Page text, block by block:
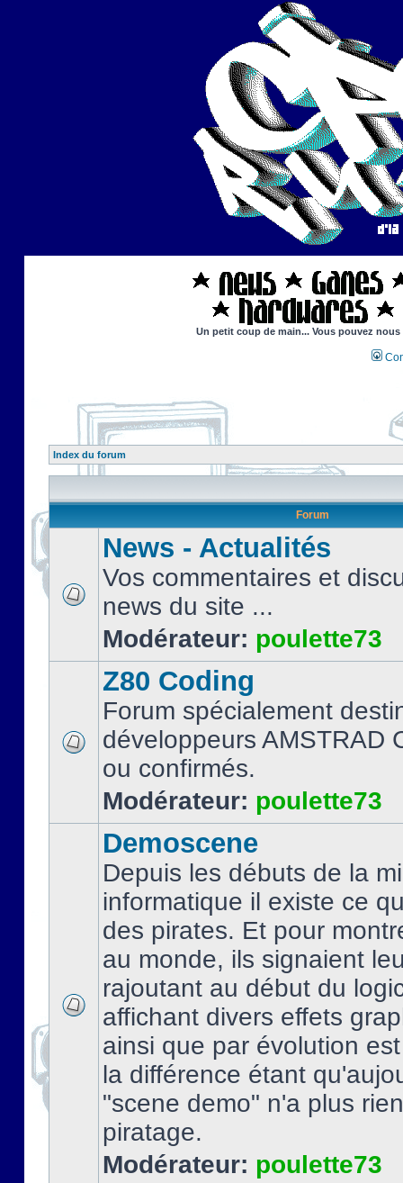
Un petit coup de main... Vous pouvez
Index du forum
Forum
News - Actualités
Vos commentaires et
news du site ...
Modérateur: poulette73
Z80 Coding
Forum spécialement
développeurs AMSTRAD
ou confirmés.
Modérateur: poulette73
Demoscene
Depuis les débuts de la
informatique il existe ce
des pirates. Et pour
au monde, ils signaient
rajoutant au début du
affichant divers effets
ainsi que par évolution
la différence étant
"scene demo" n'a plus
piratage.
Modérateur: poulette73